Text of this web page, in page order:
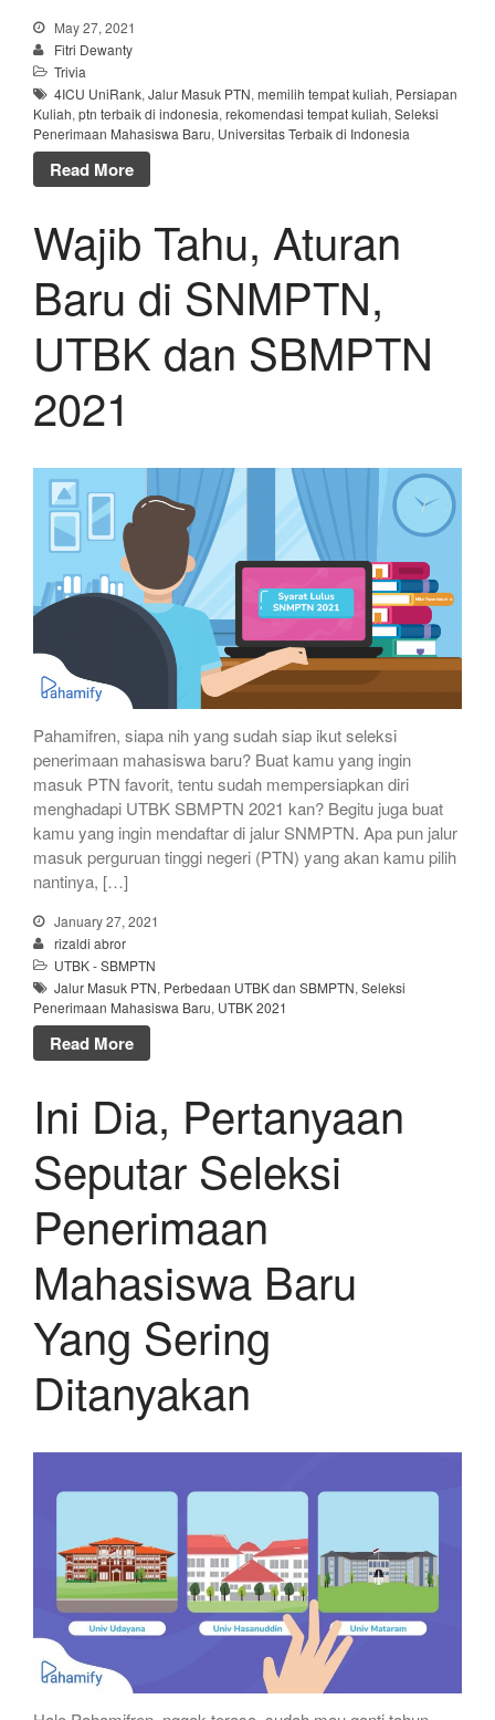
May 27, 2021
Fitri Dewanty
Trivia
4ICU UniRank, Jalur Masuk PTN, memilih tempat kuliah, Persiapan
Kuliah, ptn terbaik di indonesia, rekomendasi tempat kuliah, Seleksi
Penerimaan Mahasiswa Baru, Universitas Terbaik di Indonesia
Read More
Wajib Tahu, Aturan
Baru di SNMPTN,
UTBK dan SBMPTN
2021
Pahamifren, siapa nih yang sudah siap ikut seleksi
penerimaan mahasiswa baru? Buat kamu yang ingin
masuk PTN favorit, tentu sudah mempersiapkan diri
menghadapi UTBK SBMPTN 2021 kan? Begitu juga buat
kamu yang ingin mendaftar di jalur SNMPTN. Apa pun jalur
masuk perguruan tinggi negeri (PTN) yang akan kamu pilih
nantinya, […]
January 27, 2021
rizaldi abror
UTBK - SBMPTN
Jalur Masuk PTN, Perbedaan UTBK dan SBMPTN, Seleksi
Penerimaan Mahasiswa Baru, UTBK 2021
Read More
Ini Dia, Pertanyaan
Seputar Seleksi
Penerimaan
Mahasiswa Baru
Yang Sering
Ditanyakan